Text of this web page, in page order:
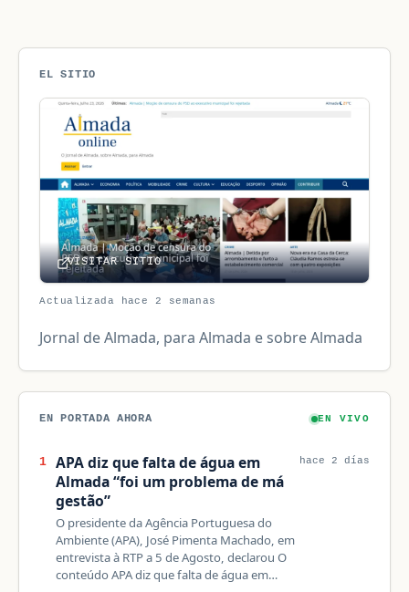
EL SITIO
VISITAR SITIO
Actualizada hace 2 semanas
Jornal de Almada, para Almada e sobre Almada
EN PORTADA AHORA EN VIVO
1
APA diz que falta de água em
Almada “foi um problema de má
gestão”
O presidente da Agência Portuguesa do
Ambiente (APA), José Pimenta Machado, em
entrevista à RTP a 5 de Agosto, declarou O
conteúdo APA diz que falta de água em…
hace 2 días